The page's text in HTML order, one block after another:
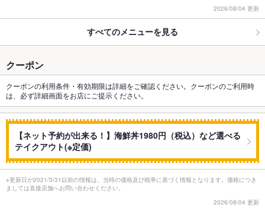
2026/08/04 更新
すべてのメニューを見る
クーポン
クーポンの利用条件・有効期限は詳細をご確認ください。クーポンのご利用時
は、必ず詳細画面をお店にご提示ください。
【ネット予約が出来る！】海鮮丼1980円（税込）など選べる
テイクアウト(※定価)
※更新日が2021/3/31以前の情報は、当時の価格及び税率に基づく情報となります。価格につき
ましては直接店舗へお問い合わせください。
2026/08/04 更新